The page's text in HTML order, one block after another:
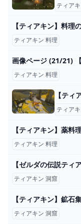
ティア
ティアキン 料理
ティアキン 料理
ティア
ティアキン 料理
【ゼルダの伝説テ
ティアキン 洞窟
ティアキン 洞窟